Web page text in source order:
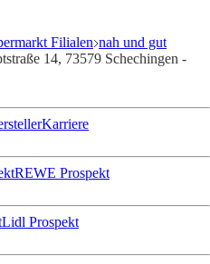
Filialen nah und gut
14, 73579 Schechingen -
Karriere
REWE Prospekt
Lidl Prospekt